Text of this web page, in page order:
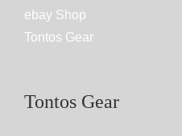
ebay Shop
Tontos Gear
Tontos Gear